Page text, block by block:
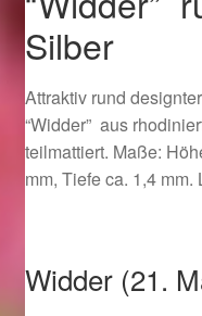
Ostergeschenke
Ostergeschenke
Ostergeschenke
Silber
Attraktiv rund
“Widder” aus
teilmattiert. Maße:
mm, Tiefe ca. 1,4
Widder (21.